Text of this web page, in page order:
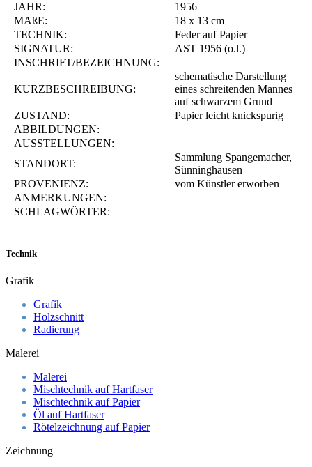
JAHR:
1956
MAßE:
18 x 13 cm
TECHNIK:
Feder auf Papier
SIGNATUR:
AST 1956 (o.l.)
INSCHRIFT/BEZEICHNUNG:
KURZBESCHREIBUNG:
schematische Darstellung
eines schreitenden Mannes
auf schwarzem Grund
ZUSTAND:
Papier leicht knickspurig
ABBILDUNGEN:
AUSSTELLUNGEN:
STANDORT:
Sammlung Spangemacher,
Sünninghausen
PROVENIENZ:
vom Künstler erworben
ANMERKUNGEN:
SCHLAGWÖRTER:
Technik
Grafik
Grafik
Holzschnitt
Radierung
Malerei
Malerei
Mischtechnik auf Hartfaser
Mischtechnik auf Papier
Öl auf Hartfaser
Rötelzeichnung auf Papier
Zeichnung